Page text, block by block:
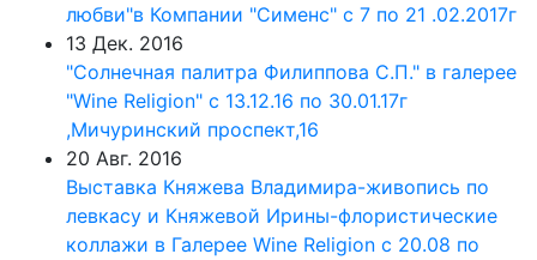
любви"в Компании "Сименс" с 7 по 21 .02.2017г
13 Дек. 2016
"Солнечная палитра Филиппова С.П." в галерее
"Wine Religion" с 13.12.16 по 30.01.17г
,Мичуринский проспект,16
20 Авг. 2016
Выставка Княжева Владимира-живопись по
левкасу и Княжевой Ирины-флористические
коллажи в Галерее Wine Religion с 20.08 по